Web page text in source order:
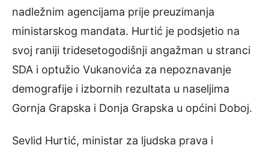
nadležnim agencijama prije preuzimanja
ministarskog mandata. Hurtić je podsjetio na
svoj raniji tridesetogodišnji angažman u stranci
SDA i optužio Vukanovića za nepoznavanje
demografije i izbornih rezultata u naseljima
Gornja Grapska i Donja Grapska u općini Doboj.
Sevlid Hurtić, ministar za ljudska prava i